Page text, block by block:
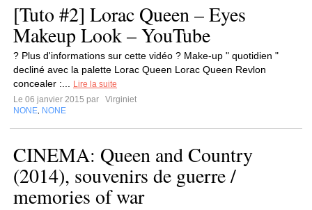
[Tuto #2] Lorac Queen – Eyes
Makeup Look – YouTube
? Plus d'informations sur cette vidéo ? Make-up " quotidien "
decliné avec la palette Lorac Queen Lorac Queen Revlon
concealer :...
Lire la suite
Le 06 janvier 2015 par
Virginiet
NONE NONE
CINEMA: Queen and Country
(2014), souvenirs de guerre /
memories of war